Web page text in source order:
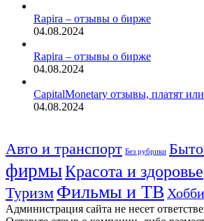
Rapira – отзывы о бирже
04.08.2024
Rapira – отзывы о бирже
04.08.2024
CapitalMonetary отзывы, платят
04.08.2024
Авто и транспорт Без рубрики
фирмыКрасота и здоровье
Туризм Фильмы и ТВ Хобби
Администрация сайта не несет